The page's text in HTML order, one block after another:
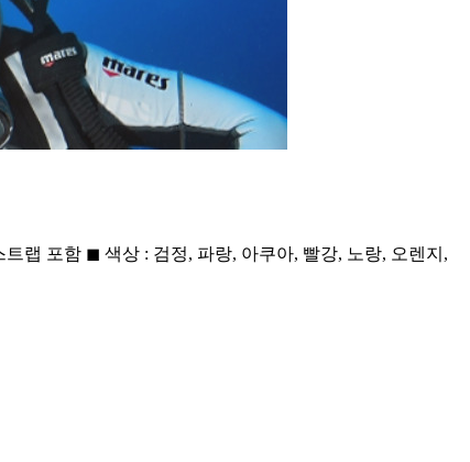
랩 포함 ◼ 색상 : 검정, 파랑, 아쿠아, 빨강, 노랑, 오렌지,